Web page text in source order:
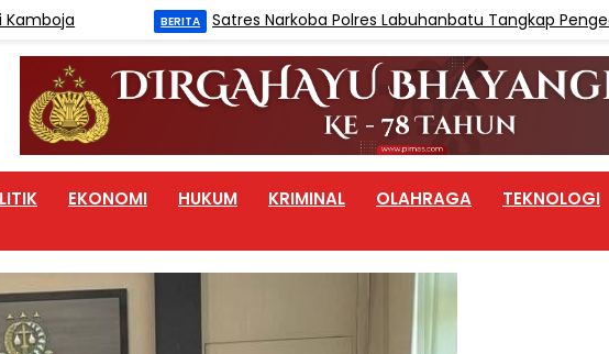
Satres Narkoba Polres Labuhanbatu Tangkap Pengedar Sabu
EKONOMI HUKUM KRIMINAL OLAHRAGA TEKNOLOGI